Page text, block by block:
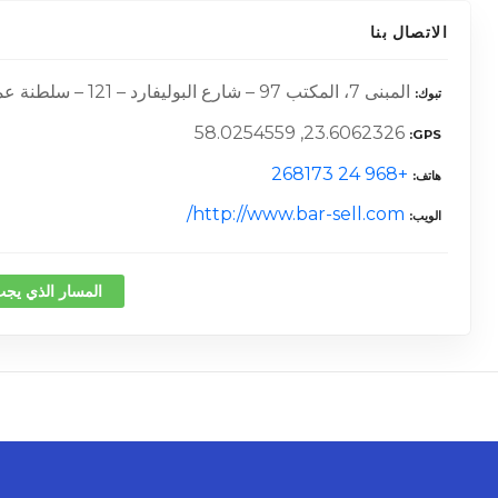
الاتصال بنا
تبوك المبنى 7، المكتب 97 – شارع البوليفارد – 121 – سلطنة عمان
GPS
23.6062326, 58.0254559
هاتف +968 24 268173
الويب http://www.bar-sell.com/
المسار الذي